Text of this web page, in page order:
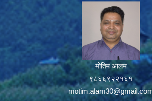
मोतिम आलम
९८६६९२२१६१